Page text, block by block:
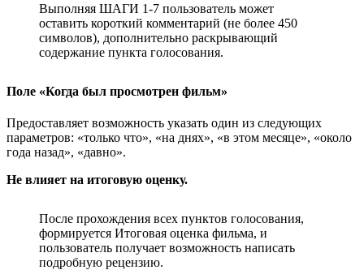
Выполняя ШАГИ 1-7 пользователь может
оставить короткий комментарий (не более 450
символов), дополнительно раскрывающий
содержание пункта голосования.
Поле «Когда был просмотрен фильм»
Предоставляет возможность указать один из следующих
параметров: «только что», «на днях», «в этом месяце», «около
года назад», «давно».
Не влияет на итоговую оценку.
После прохождения всех пунктов голосования,
формируется Итоговая оценка фильма, и
пользователь получает возможность написать
подробную рецензию.